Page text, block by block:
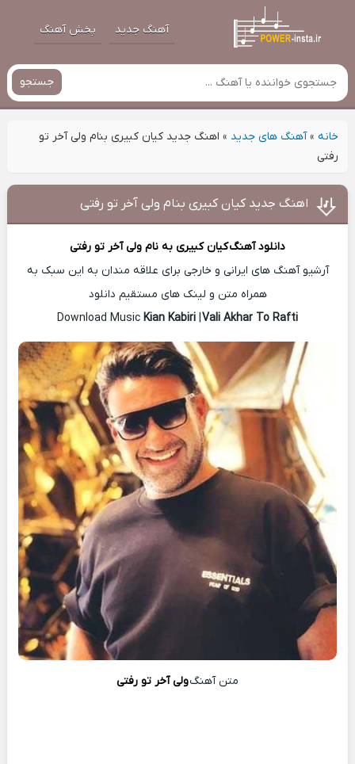
آهنگ جدید پخش آهنگ
جستجو
خانه»آهنگ های جدید » اهنگ جدید کیان کبیری بنام ولی آخر تو
رفتی
اهنگ جدید کیان کبیری بنام ولی آخر تو رفتی
دانلود آهنگکیان کبیری به نام ولی آخر تو رفتی
آرشیو آهنگ های ایرانی و خارجی برای علاقه مندان به این سبک به
همراه متن و لینک های مستقیم دانلود
Download Music
Kian Kabiri|Vali Akhar To Rafti
متن آهنگولی آخر تو رفتی